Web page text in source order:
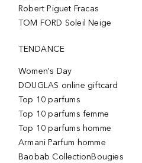
Robert Piguet Fracas
TOM FORD Soleil Neige
TENDANCE
Women's Day
DOUGLAS online giftcard
Top 10 parfums
Top 10 parfums femme
Top 10 parfums homme
Armani Parfum homme
Baobab CollectionBougies